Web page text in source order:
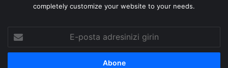
completely customize your website to your needs.
posta
adresinizi